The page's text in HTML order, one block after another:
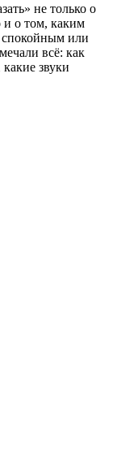
не только о
и о том, каким
или
всё: как
звуки